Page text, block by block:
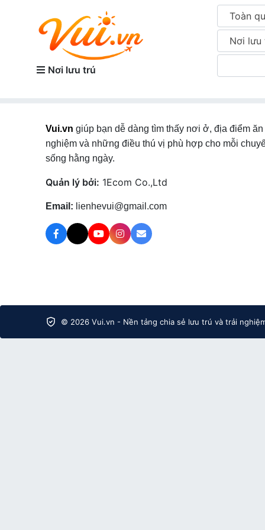
Nơi lưu trú
Toàn
Nơi lưu
Vui.vn giúp bạn dễ dàng tìm thấy nơi ở, địa điểm ăn
nghiệm và những điều thú vị phù hợp cho mỗi
sống hằng ngày.
Quản lý bởi: 1Ecom Co.,Ltd
Email: lienhevui@gmail.com
© 2026 Vui.vn - Nền tảng chia sẻ lưu trú và trải